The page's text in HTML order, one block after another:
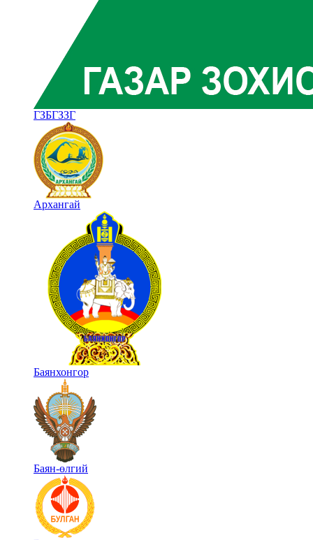
ГЗБГЗЗГ
Архангай
Баянхонгор
Баян-өлгий